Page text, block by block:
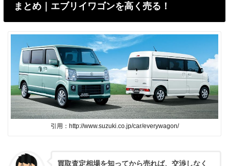
まとめ｜エブリイワゴンを高く売る！
引用：http://www.suzuki.co.jp/car/everywagon/
買取査定相場を知ってから売れば、交渉しなく